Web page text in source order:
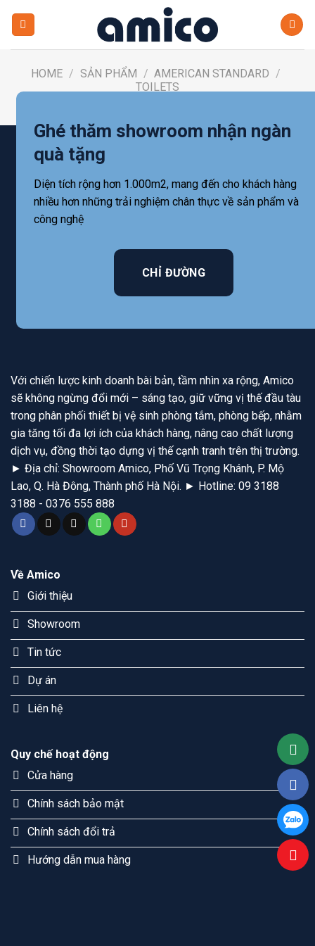
HOME / SẢN PHẨM / AMERICAN STANDARD /
TOILETS
Ghé thăm showroom nhận ngàn
quà tặng
Diện tích rộng hơn 1.000m2, mang đến cho khách hàng
nhiều hơn những trải nghiệm chân thực về sản phẩm và
công nghệ
CHỈ ĐƯỜNG
Với chiến lược kinh doanh bài bản, tầm nhìn xa rộng, Amico
sẽ không ngừng đổi mới – sáng tạo, giữ vững vị thế đầu tàu
trong phân phối thiết bị vệ sinh phòng tắm, phòng bếp, nhằm
gia tăng tối đa lợi ích của khách hàng, nâng cao chất lượng
dịch vụ, đồng thời tạo dựng vị thế cạnh tranh trên thị trường.
► Địa chỉ: Showroom Amico, Phố Vũ Trọng Khánh, P. Mộ
Lao, Q. Hà Đông, Thành phố Hà Nội. ► Hotline: 09 3188
3188 - 0376 555 888
Về Amico
Giới thiệu
Showroom
Tin tức
Dự án
Liên hệ
Quy chế hoạt động
Cửa hàng
Chính sách bảo mật
Chính sách đổi trả
Hướng dẫn mua hàng